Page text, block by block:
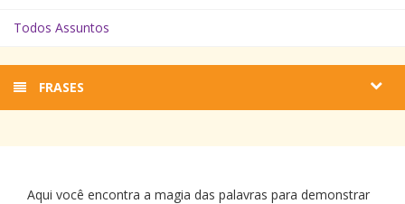
Todos Assuntos
FRASES
Aqui você encontra a magia das palavras para demonstrar